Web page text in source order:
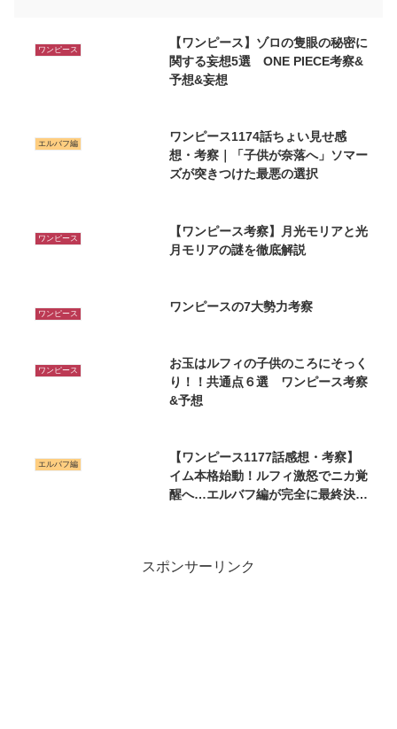
ワンピース
【ワンピース】ゾロの隻眼の秘密に
関する妄想5選 ONE PIECE考察&
予想&妄想
エルバフ編
ワンピース1174話ちょい見せ感
想・考察｜「子供が奈落へ」ソマー
ズが突きつけた最悪の選択
ワンピース
【ワンピース考察】月光モリアと光
月モリアの謎を徹底解説
ワンピース ワンピースの7大勢力考察
ワンピース
お玉はルフィの子供のころにそっく
り！！共通点６選 ワンピース考察
&予想
エルバフ編
【ワンピース1177話感想・考察】
イム本格始動！ルフィ激怒でニカ覚
醒へ…エルバフ編が完全に最終決戦
スポンサーリンク